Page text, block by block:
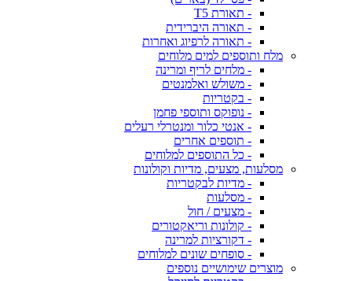
- תאורת T5
- תאורה היברידית
- תאורה לרפיוג ואחרות
מלח ותוספים למים מלוחים
- מלחים לריף ומרינה
- משולש ואלמנטים
- בקטריות
- נופוקס ותוספי פחמן
- אנטי כלור ומנטרלי רעלים
- תוספים אחרים
- כל התוספים למלוחים
מסלעות, מצעים, מדיות וקולונות
- מדיות לבקטריות
- מסלעות
- מצעים / חול
- קולונות וריאקטורים
- דקורציות למרינה
- סופחים שונים למלוחים
מוצרים שימושיים נוספים